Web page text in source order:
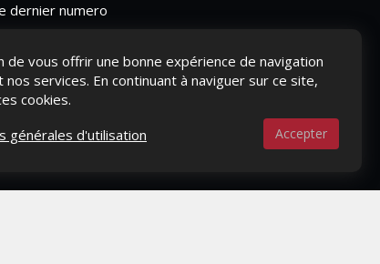
de vous offrir une bonne expérience de navigation
services. En continuant à naviguer sur ce site,
cookies.
générales d'utilisation Accepter
dernier numero